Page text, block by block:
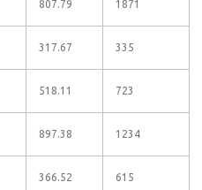
807.79 1871
317.67 335
518.11 723
897.38 1234
366.52 615